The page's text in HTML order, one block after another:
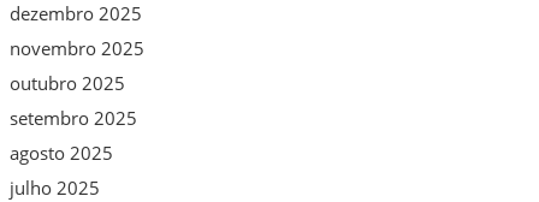
dezembro 2025
novembro 2025
outubro 2025
setembro 2025
agosto 2025
julho 2025